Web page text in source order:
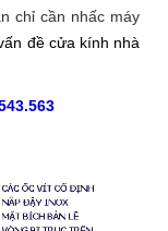
chỉ cần nhấc máy
đề cửa kính nhà